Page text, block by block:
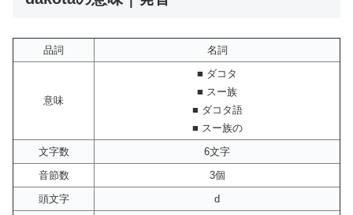
品詞 名詞
意味
■ ダコタ
■ スー族
■ ダコタ語
■ スー族の
文字数
6文字
音節数
3個
頭文字
d